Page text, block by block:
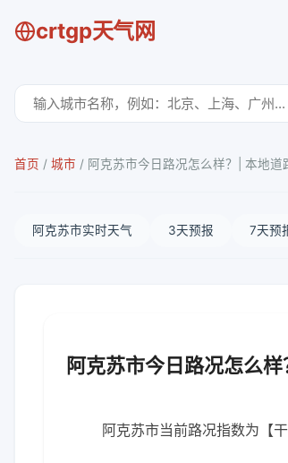
crtgp天气网
首页 / 城市 / 阿克苏市今日路况怎么样？| 本地道
阿克苏市实时天气 3天预报 7天预
阿克苏市今日路况怎么
阿克苏市当前路况指数为【干